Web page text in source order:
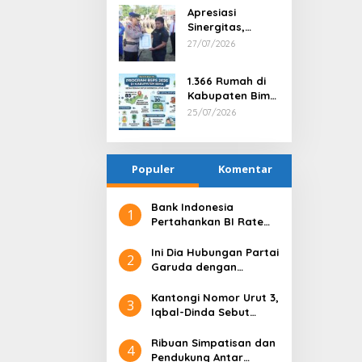
Tindak Tegas
Satu Anggota
via PTDH
Apresiasi
Sinergitas,
Kapolres Bima
kepada Kepala
Desa Nggembe
27/07/2026
1.366 Rumah di
Kabupaten Bima
Terima Bantuan
2026
25/07/2026
Populer Komentar
1
Bank Indonesia
Pertahankan BI Rate
hingga Pertengahan
Juni 4,0 Miliar Dolar AS
2
Ini Dia Hubungan Partai
Garuda dengan
3
Kantongi Nomor Urut 3,
Iqbal-Dinda Sebut
Kemenangan di Pilgub
NTB
4
Ribuan Simpatisan dan
Pendukung Antar